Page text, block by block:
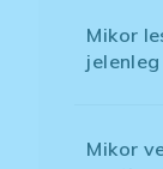
Mikor
Mikor